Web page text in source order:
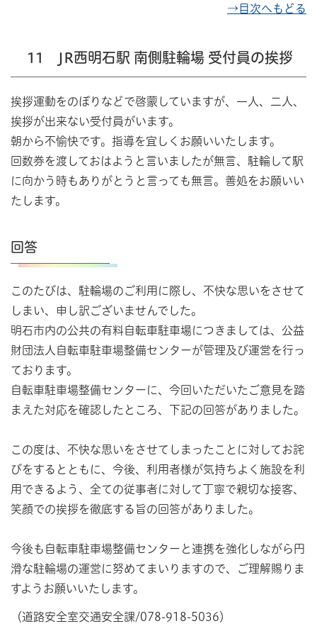
→目次へもどる
11 JR西明石駅 南側駐輪場 受付員の挨拶
挨拶運動をのぼりなどで啓蒙していますが、一人、二人、
挨拶が出来ない受付員がいます。
朝から不愉快です。指導を宜しくお願いいたします。
回数券を渡しておはようと言いましたが無言、駐輪して駅
に向かう時もありがとうと言っても無言。善処をお願いい
たします。
回答
このたびは、駐輪場のご利用に際し、不快な思いをさせて
しまい、申し訳ございませんでした。
明石市内の公共の有料自転車駐車場につきましては、公益
財団法人自転車駐車場整備センターが管理及び運営を行っ
ております。
自転車駐車場整備センターに、今回いただいたご意見を踏
まえた対応を確認したところ、下記の回答がありました。
この度は、不快な思いをさせてしまったことに対してお詫
びをするとともに、今後、利用者様が気持ちよく施設を利
用できるよう、全ての従事者に対して丁寧で親切な接客、
笑顔での挨拶を徹底する旨の回答がありました。
今後も自転車駐車場整備センターと連携を強化しながら円
滑な駐輪場の運営に努めてまいりますので、ご理解賜りま
すようお願いいたします。
（道路安全室交通安全課/078-918-5036）